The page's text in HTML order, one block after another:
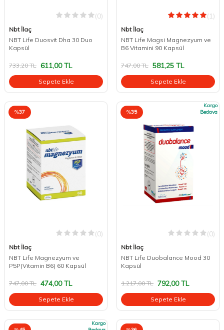
(0)
Nbt İlaç
NBT Life Duosvit Dha 30 Duo
Kapsül
733,20TL 611,00TL
Sepete Ekle
(1)
Nbt İlaç
NBT Life Magsi Magnezyum ve
B6 Vitamini 90 Kapsül
747,00TL 581,25 TL
Sepete Ekle
%37
(0)
Nbt İlaç
NBT Life Magnezyum ve
P5P(Vitamin B6) 60 Kapsül
747,00TL 474,00TL
Sepete Ekle
%35
Kargo
Bedava
(0)
Nbt İlaç
NBT Life Duobalance Mood 30
Kapsül
1.217,00TL 792,00TL
Sepete Ekle
Kargo